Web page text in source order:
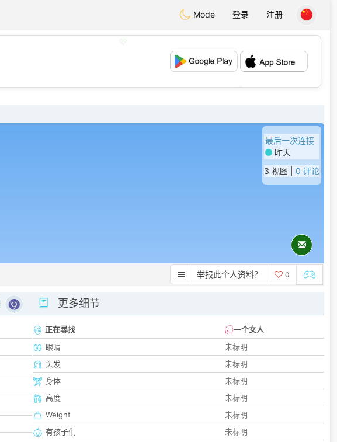
Mode 登录 注册
💕
最后一次连接
昨天
3 视图 | 0 评论
举报此个人资料？ 0
更多细节
正在尋找
一个女人
眼睛
未标明
头发
未标明
身体
未标明
高度
未标明
Weight
未标明
有孩子们
未标明